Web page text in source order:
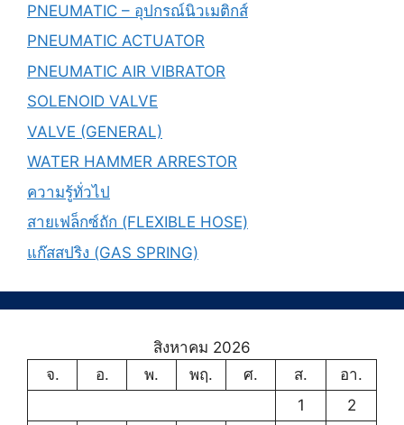
PNEUMATIC – อุปกรณ์นิวเมติกส์
PNEUMATIC ACTUATOR
PNEUMATIC AIR VIBRATOR
SOLENOID VALVE
VALVE (GENERAL)
WATER HAMMER ARRESTOR
ความรู้ทั่วไป
สายเฟล็กซ์ถัก (FLEXIBLE HOSE)
แก๊สสปริง (GAS SPRING)
สิงหาคม 2026
จ.
อ. พ. พฤ. ศ. ส.
อา.
1
2